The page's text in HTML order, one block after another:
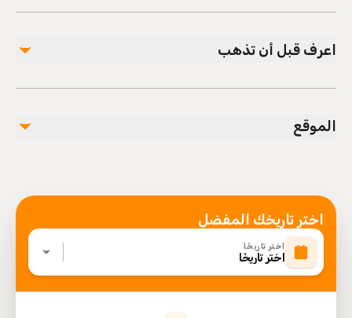
مشمول
اعرف قبل أن تذهب
Service animals allowed
Infants are required to sit on an adult’s lap
الموقع
اختر تاريخك المفضل
اختر تاريخًا
اختر تاريخًا